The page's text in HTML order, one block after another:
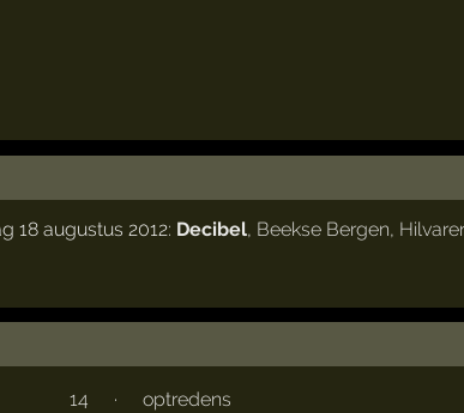
18 augustus 2012: Decibel, Beekse Bergen,
14 ·
optredens